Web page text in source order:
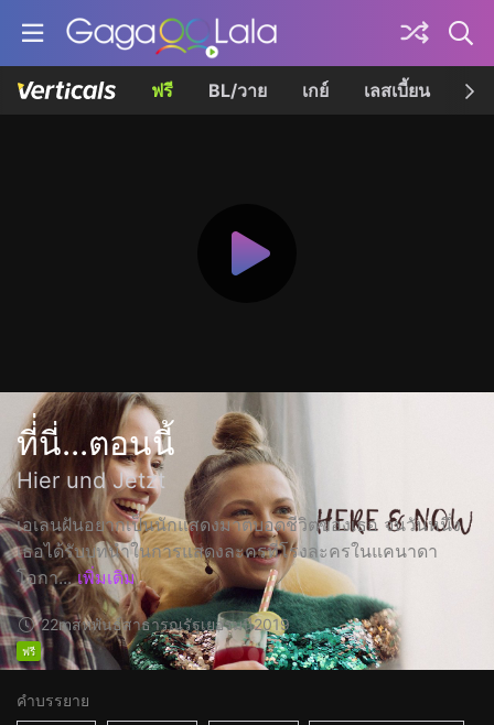
ฟรี BL/วาย เกย์ เลสเบี้ยน เค
ที่่นี่...ตอนนี้
Hier und Jetzt
เอเลนฝันอยากเป็นนักแสดงมาตบอดชีวิตของเธอ จนวันหนึ่ง
เธอได้รับบทนำในการแสดงละครที่โรงละครในแคนาดา
โอกา... เพิ่มเติม
22mสหพันธ์สาธารณรัฐเยอรมนี2019
ฟรี
คำบรรยาย